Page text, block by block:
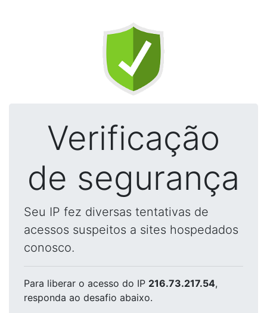
Verificação
de segurança
Seu IP fez diversas tentativas de
acessos suspeitos a sites hospedados
conosco.
Para liberar o acesso do IP 216.73.217.54,
responda ao desafio abaixo.